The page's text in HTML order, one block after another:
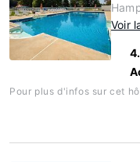
Voir
Pour plus d'infos sur cet